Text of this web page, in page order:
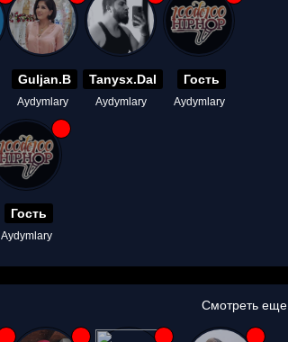
Guljan.B
Aydymlary
Tanysx.Dal
Aydymlary
Гость
Aydymlary
Гость
Aydymlary
Смотреть еще